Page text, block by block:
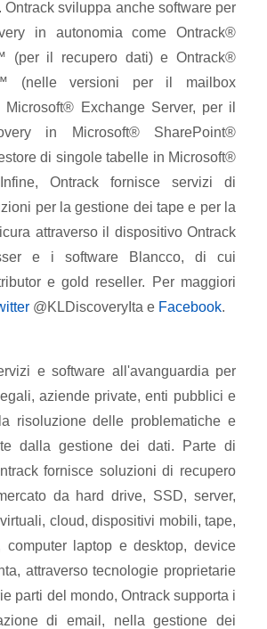
Ontrack sviluppa anche software per
in autonomia come Ontrack®
(per il recupero dati) e Ontrack®
(nelle versioni per il mailbox
Microsoft® Exchange Server, per il
in Microsoft® SharePoint®
di singole tabelle in Microsoft®
Ontrack fornisce servizi di
per la gestione dei tape e per la
attraverso il dispositivo Ontrack
e i software Blancco, di cui
e gold reseller. Per maggiori
@KLDiscoveryIta e Facebook.
e software all'avanguardia per
aziende private, enti pubblici e
risoluzione delle problematiche e
dalla gestione dei dati. Parte di
fornisce soluzioni di recupero
da hard drive, SSD, server,
cloud, dispositivi mobili, tape,
computer laptop e desktop, device
attraverso tecnologie proprietarie
parti del mondo, Ontrack supporta i
di email, nella gestione dei